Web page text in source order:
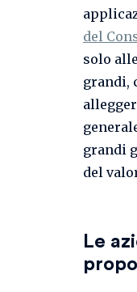
del
solo
grandi,
grandi
del
Le